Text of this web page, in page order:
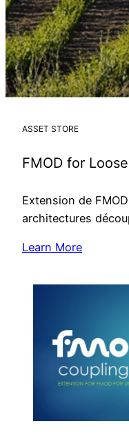
ASSET STORE
FMOD for
Extension de
architectures
Learn More